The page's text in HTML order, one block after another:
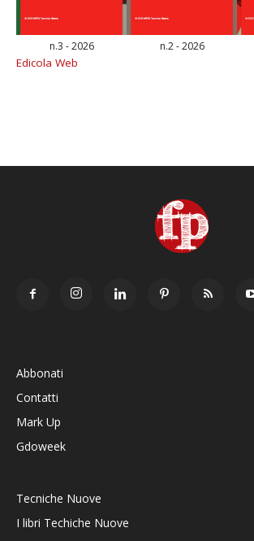
n.3 - 2026 n.2 - 2026
Edicola Web
Abbonati
Contatti
Mark Up
Gdoweek
Tecniche Nuove
I libri Techiche Nuove